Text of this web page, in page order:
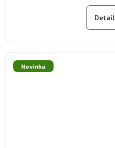
Detail
Novinka